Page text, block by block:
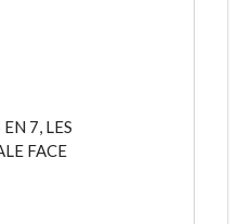
7, LES
FACE